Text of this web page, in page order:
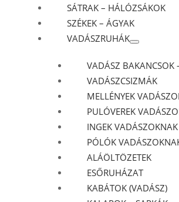
SÁTRAK – HÁLÓZSÁKOK
SZÉKEK – ÁGYAK
VADÁSZRUHÁK
VADÁSZ BAKANCSOK
VADÁSZCSIZMÁK
MELLÉNYEK
PULÓVEREK
INGEK VADÁSZOKNAK
PÓLÓK
ALÁÖLTÖZETEK
ESŐRUHÁZAT
KABÁTOK (VADÁSZ)